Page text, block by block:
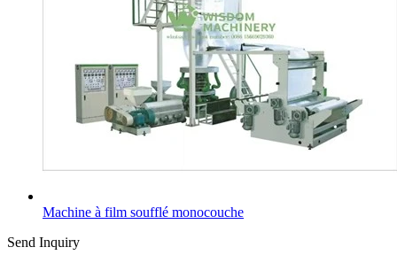
Machine à film soufflé monocouche
Send Inquiry